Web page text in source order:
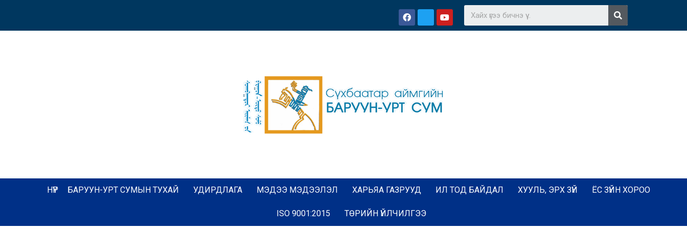
НҮҮР БАРУУН-УРТ СУМЫН ТУХАЙ УДИРДЛАГА МЭДЭЭ МЭДЭЭЛЭЛ ХАРЬЯА ГАЗРУУД ИЛ ТОД БАЙДАЛ ХУУЛЬ, ЭРХ ЗҮЙ ЁС ЗҮЙН ХОРОО
ISO 9001:2015 ТӨРИЙН ҮЙЛЧИЛГЭЭ